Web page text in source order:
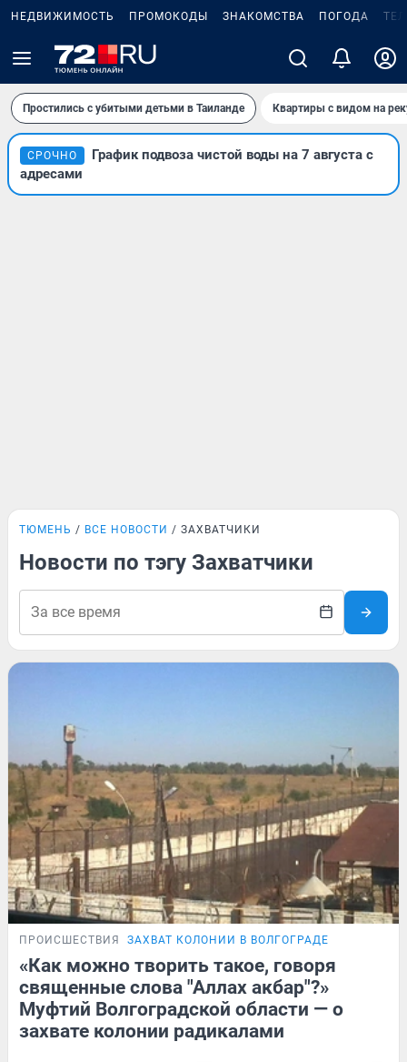
НЕДВИЖИМОСТЬ ПРОМОКОДЫ ЗНАКОМСТВА ПОГОДА
Простились с убитыми детьми в Таиланде Квартиры с видом на
СРОЧНО
График подвоза чистой воды на 7 августа с
адресами
ТЮМЕНЬ ВСЕ НОВОСТИ ЗАХВАТЧИКИ
Новости по тэгу Захватчики
ПРОИСШЕСТВИЯ ЗАХВАТ КОЛОНИИ В ВОЛГОГРАДЕ
«Как можно творить такое, говоря
священные слова "Аллах акбар"?»
Муфтий Волгоградской области — о
захвате колонии радикалами